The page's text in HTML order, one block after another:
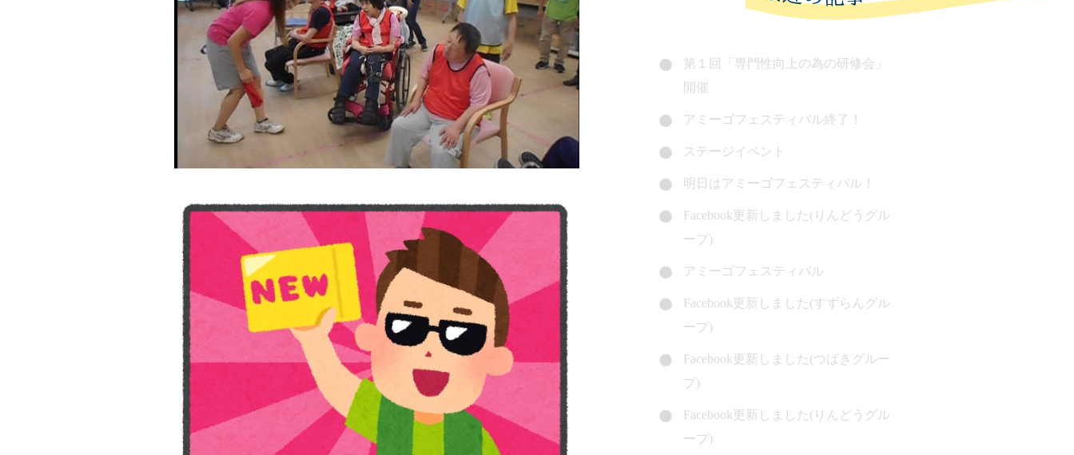
第１回「専門性向上の為の研修会」
開催
アミーゴフェスティバル終了！
ステージイベント
明日はアミーゴフェスティバル！
Facebook更新しました(りんどうグル
ープ)
アミーゴフェスティバル
Facebook更新しました(すずらんグル
ープ)
Facebook更新しました(つばきグルー
プ)
Facebook更新しました(りんどうグル
ープ)